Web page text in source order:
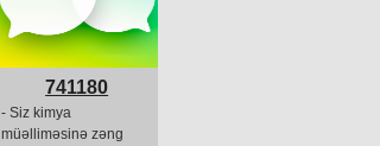
741180
- Siz kimya
müəlliməsinə zəng